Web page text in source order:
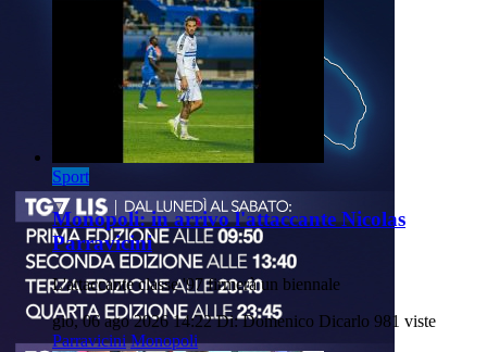
Sport
Monopoli: in arrivo l'attaccante Nicolas
Parravicini
L'attaccante classe '97 firmerà un biennale
gio, 06 ago 2026 14:22 Di: Domenico Dicarlo 981 viste
Parravicini Monopoli